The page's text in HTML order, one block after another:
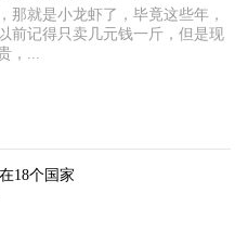
那就是小龙虾了，毕竟这些年，
前记得只卖几元钱一斤，但是现
，...